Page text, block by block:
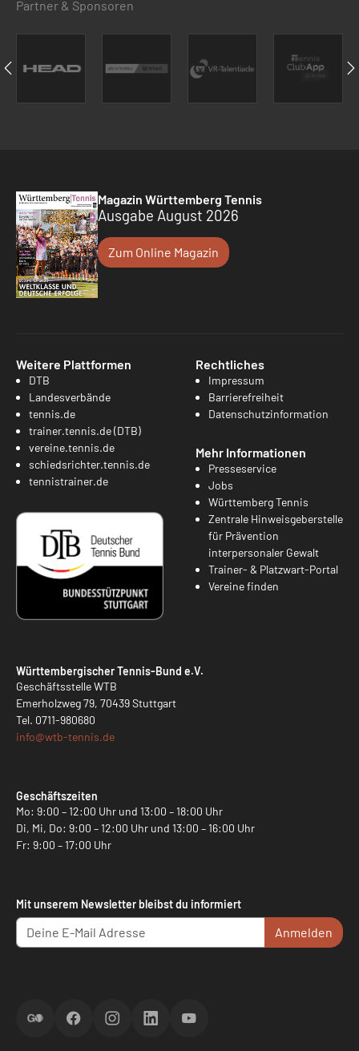
Partner & Sponsoren
Magazin Württemberg Tennis
Ausgabe August 2026
Zum Online Magazin
Weitere Plattformen
DTB
Landesverbände
tennis.de
trainer.tennis.de (DTB)
vereine.tennis.de
schiedsrichter.tennis.de
tennistrainer.de
Rechtliches
Impressum
Barrierefreiheit
Datenschutzinformation
Mehr Informationen
Presseservice
Jobs
Württemberg Tennis
Zentrale Hinweisgeberstelle
für Prävention
interpersonaler Gewalt
Trainer- & Platzwart-Portal
Vereine finden
Württembergischer Tennis-Bund e.V.
Geschäftsstelle WTB
Emerholzweg 79, 70439 Stuttgart
Tel. 0711-980680
info@wtb-tennis.de
Geschäftszeiten
Mo: 9:00 – 12:00 Uhr und 13:00 – 18:00 Uhr
Di, Mi, Do: 9:00 – 12:00 Uhr und 13:00 – 16:00 Uhr
Fr: 9:00 – 17:00 Uhr
Mit unserem Newsletter bleibst du informiert
Anmelden
ScoreGOFacebookInstagramLinkedInYouTube